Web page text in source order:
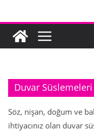
Duvar Süslemeleri
Söz, nişan, doğum ve
ihtiyacınız olan duvar